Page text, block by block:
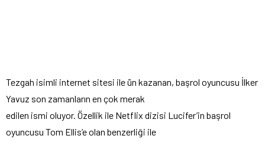
Tezgah isimli internet sitesi ile ün kazanan, başrol oyuncusu İlker
Yavuz son zamanların en çok merak
edilen ismi oluyor. Özellik ile Netflix dizisi Lucifer’in başrol
oyuncusu Tom Ellis’e olan benzerliği ile